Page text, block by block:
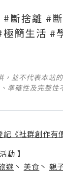
斷捨離 #
簡生活 #
，並不代表本站
準確性及完整性
記《社群創作有
動 】
遊 丶 美食 丶 親